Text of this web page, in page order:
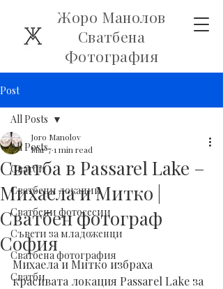
Жоро Манолов
Сватбена
Фотография
Post
All Posts
Сватби
Сватбени локации
Сватбени фотосесии
Съвети за младоженци
Сватбена фотография
Сватби
All Posts
Сватба в Passarel Lake –
Михаела и Митко |
Сватбен фотограф
София
Joro Manolov
Mar 71 min read
Михаела и Митко избраха
красивата локация Passarel Lake за